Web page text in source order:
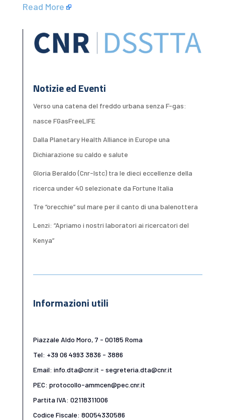
Read More
Notizie ed Eventi
Verso una catena del freddo urbana senza F-gas:
nasce FGasFreeLIFE
Dalla Planetary Health Alliance in Europe una
Dichiarazione su caldo e salute
Gloria Beraldo (Cnr-Istc) tra le dieci eccellenze della
ricerca under 40 selezionate da Fortune Italia
Tre “orecchie” sul mare per il canto di una balenottera
Lenzi: “Apriamo i nostri laboratori ai ricercatori del
Kenya”
Informazioni utili
Piazzale Aldo Moro, 7 - 00185 Roma
Tel: +39 06 4993 3836 - 3886
Email: info.dta@cnr.it - segreteria.dta@cnr.it
PEC: protocollo-ammcen@pec.cnr.it
Partita IVA: 02118311006
Codice Fiscale: 80054330586